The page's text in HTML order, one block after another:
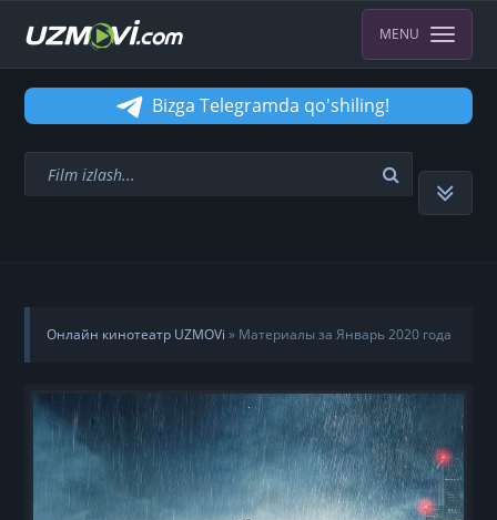
MENU
Bizga Telegramda qo'shiling!
Онлайн кинотеатр UZMOVi » Материалы за Январь 2020 года